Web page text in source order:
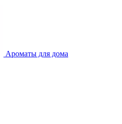
Ароматы для дома